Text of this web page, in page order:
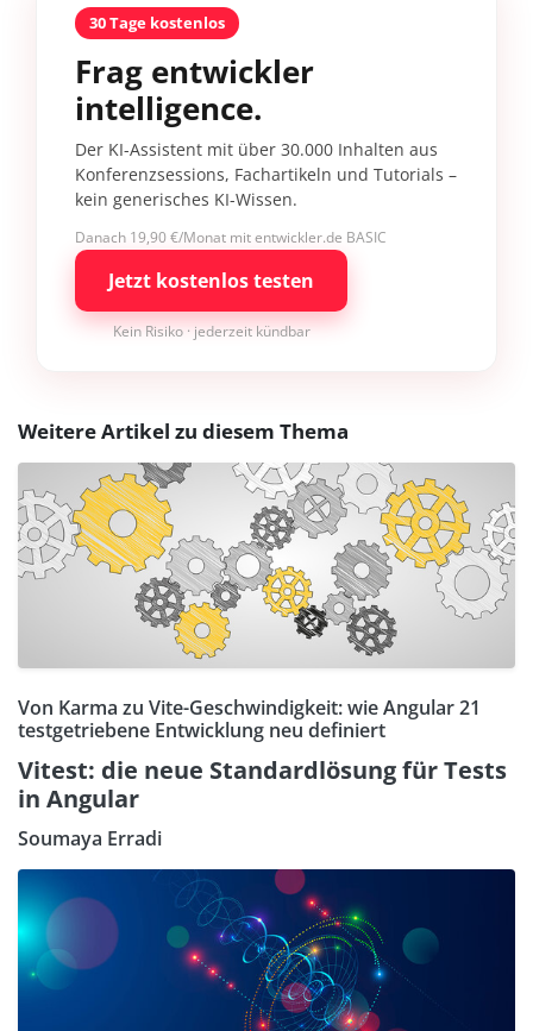
30 Tage kostenlos
Frag entwickler
intelligence.
Der KI-Assistent mit über 30.000 Inhalten aus
Konferenzsessions, Fachartikeln und Tutorials –
kein generisches KI-Wissen.
Danach 19,90 €/Monat mit entwickler.de BASIC
Jetzt kostenlos testen
Kein Risiko · jederzeit kündbar
Weitere Artikel zu diesem Thema
Von Karma zu Vite-Geschwindigkeit: wie Angular 21
testgetriebene Entwicklung neu definiert
Vitest: die neue Standardlösung für Tests
in Angular
Soumaya Erradi